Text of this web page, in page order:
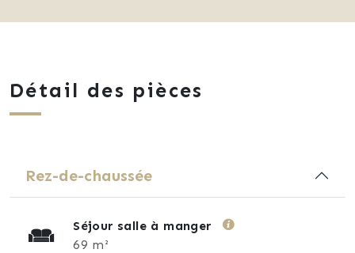
Détail des pièces
Rez-de-chaussée
Séjour salle à manger
69 m²